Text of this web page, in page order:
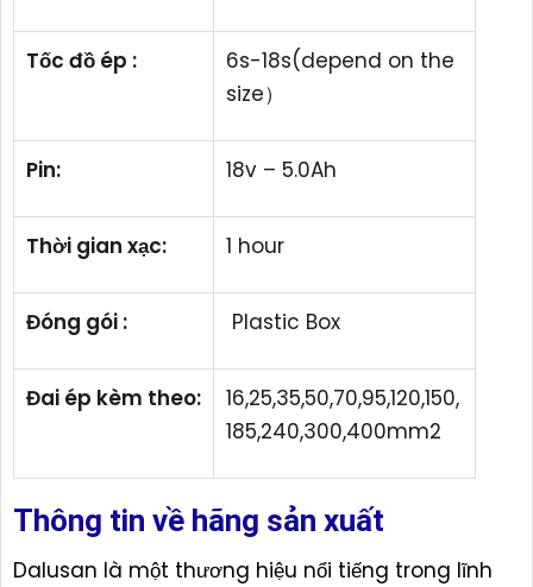
Tốc đồ ép :
6s-18s(depend on the
size）
Pin: 18v – 5.0Ah
Thời gian xạc: 1 hour
Đóng gói : Plastic Box
Đai ép kèm theo:
16,25,35,50,70,95,120,150,
185,240,300,400mm2
Thông tin về hãng sản xuất
Dalusan là một thương hiệu nổi tiếng trong lĩnh